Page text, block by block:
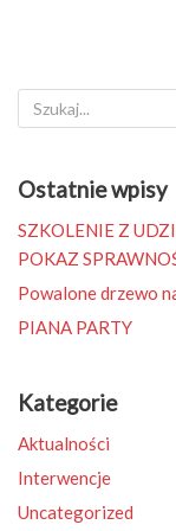
Ostatnie wpisy
SZKOLENIE Z
POKAZ
Powalone drzewo
PIANA PARTY
Kategorie
Aktualności
Interwencje
Uncategorized